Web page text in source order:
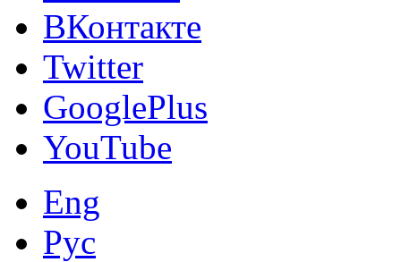
ВКонтакте
Twitter
GooglePlus
YouTube
Eng
Рус